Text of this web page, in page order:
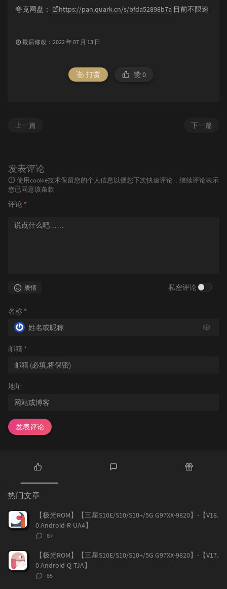
夸克网盘：
https://pan.quark.cn/s/bfda52898b7a 目前不限速
最后修改：2022 年 07 月 13 日
打赏 赞0
下一篇
上一篇
发表评论
使用cookie技术保留您的个人信息以便您下次快速评论，继续评论表示
您已同意该条款
评论 *
表情 私密评论
名称 *
🎲
邮箱 *
地址
发表评论
热
门
文
章
论
章
热门文章
【极光ROM】【三星S10E/S10/S10+/5G G97XX-9820】-【V18.
0 Android-R-UA4】
评
数：
87
【极光ROM】【三星S10E/S10/S10+/5G G97XX-9820】-【V17.
0 Android-Q-TJA】
评
85